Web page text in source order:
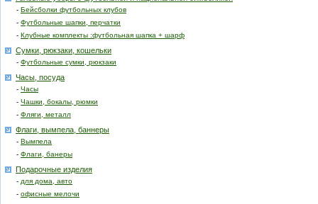
- Бейсболки футбольных клубов
- Футбольные шапки, перчатки
- Клубные комплекты :футбольная шапка + шарф
Сумки, рюкзаки, кошельки
- Футбольные сумки, рюкзаки
Часы, посуда
- Часы
- Чашки, бокалы, рюмки
- Фляги, металл
Флаги, вымпела, баннеры
- Вымпела
- Флаги, банеры
Подарочные изделия
- для дома, авто
- офисные мелочи